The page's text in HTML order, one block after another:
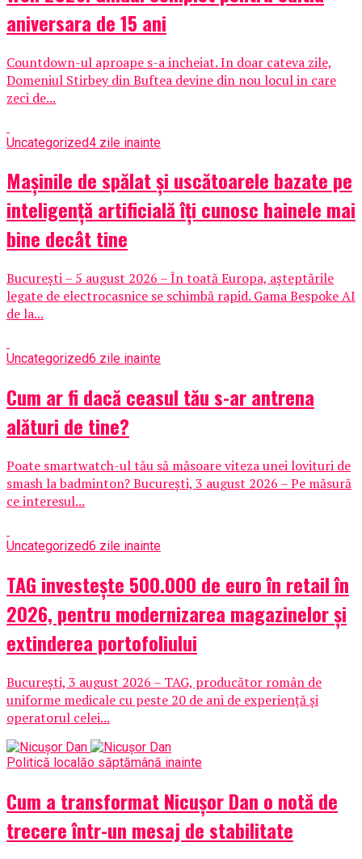
aniversara de 15 ani
Countdown-ul aproape s-a incheiat. In doar cateva zile,
Domeniul Stirbey din Buftea devine din nou locul in care
zeci de...
Uncategorized4 zile inainte
Mașinile de spălat și uscătoarele bazate pe
inteligență artificială îți cunosc hainele mai
bine decât tine
București – 5 august 2026 – În toată Europa, așteptările
legate de electrocasnice se schimbă rapid. Gama Bespoke AI
de la...
Uncategorized6 zile inainte
Cum ar fi dacă ceasul tău s-ar antrena
alături de tine?
Poate smartwatch-ul tău să măsoare viteza unei lovituri de
smash la badminton? București, 3 august 2026 – Pe măsură
ce interesul...
Uncategorized6 zile inainte
TAG investește 500.000 de euro în retail în
2026, pentru modernizarea magazinelor și
extinderea portofoliului
București, 3 august 2026 – TAG, producător român de
uniforme medicale cu peste 20 de ani de experiență și
operatorul celei...
Politică localăo săptămână inainte
Cum a transformat Nicușor Dan o notă de
trecere într-un mesaj de stabilitate